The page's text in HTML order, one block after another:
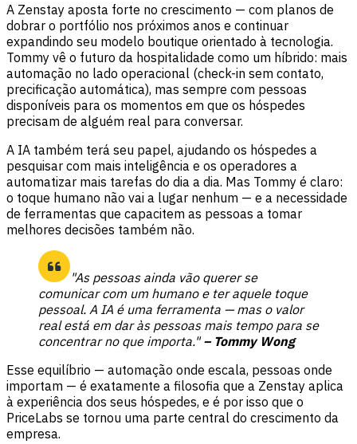
A Zenstay aposta forte no crescimento — com planos de
dobrar o portfólio nos próximos anos e continuar
expandindo seu modelo boutique orientado à tecnologia.
Tommy vê o futuro da hospitalidade como um híbrido: mais
automação no lado operacional (check-in sem contato,
precificação automática), mas sempre com pessoas
disponíveis para os momentos em que os hóspedes
precisam de alguém real para conversar.
A IA também terá seu papel, ajudando os hóspedes a
pesquisar com mais inteligência e os operadores a
automatizar mais tarefas do dia a dia. Mas Tommy é claro:
o toque humano não vai a lugar nenhum — e a necessidade
de ferramentas que capacitem as pessoas a tomar
melhores decisões também não.
"As pessoas ainda vão querer se
comunicar com um humano e ter aquele toque
pessoal. A IA é uma ferramenta — mas o valor
real está em dar às pessoas mais tempo para se
concentrar no que importa."– Tommy Wong
Esse equilíbrio — automação onde escala, pessoas onde
importam — é exatamente a filosofia que a Zenstay aplica
à experiência dos seus hóspedes, e é por isso que o
PriceLabs se tornou uma parte central do crescimento da
empresa.